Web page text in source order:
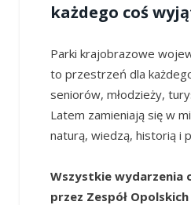
każdego coś
Parki krajobrazowe
to przestrzeń dla
seniorów, młodzieży,
Latem zamieniają się w
naturą, wiedzą, historią i
Wszystkie wydarzenia
przez Zespół